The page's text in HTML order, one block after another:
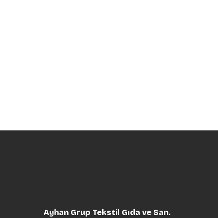
Ayhan Grup Tekstil Gıda ve San.